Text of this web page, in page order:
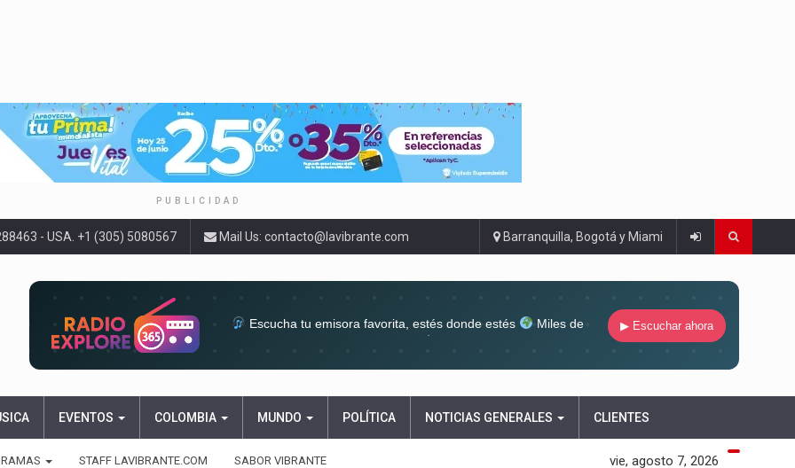
PUBLICIDAD
- USA. +1 (305) 5080567 Mail Us: contacto@lavibrante.com Barranquilla, Bogotá y Miami
Escucha tu emisora favorita, estés donde estés
Miles de
▶ Escuchar ahora
EVENTOS COLOMBIA MUNDO POLÍTICA NOTICIAS GENERALES CLIENTES
STAFF LAVIBRANTE.COM SABOR VIBRANTE vie, agosto 7, 2026